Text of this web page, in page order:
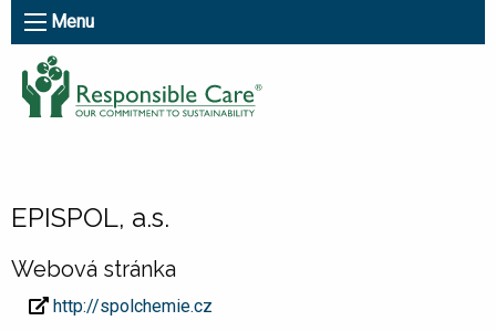
Menu
EPISPOL, a.s.
Webová stránka
http://spolchemie.cz